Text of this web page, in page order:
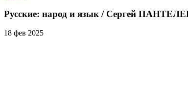
Русские: народ и язык / Сергей
18 фев 2025